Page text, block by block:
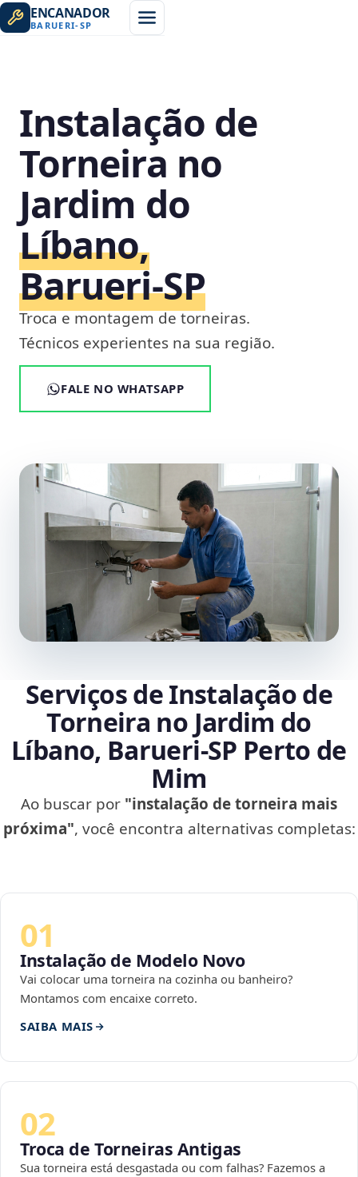
ENCANADOR
BARUERI-SP
Instalação de
Torneira no
Jardim do
Líbano,
Barueri‑SP
Troca e montagem de torneiras.
Técnicos experientes na sua região.
FALE NO WHATSAPP
Serviços de Instalação de
Torneira no Jardim do
Líbano, Barueri‑SP Perto de
Mim
Ao buscar por "instalação de torneira mais
próxima", você encontra alternativas completas:
01
Instalação de Modelo Novo
Vai colocar uma torneira na cozinha ou banheiro?
Montamos com encaixe correto.
SAIBA MAIS
02
Troca de Torneiras Antigas
Sua torneira está desgastada ou com falhas? Fazemos a